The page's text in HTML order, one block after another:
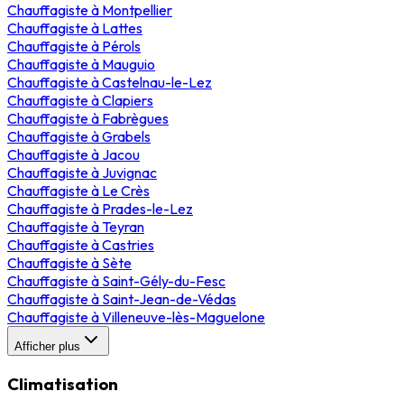
Chauffagisteà Montpellier
Chauffagisteà Lattes
Chauffagisteà Pérols
Chauffagisteà Mauguio
ChauffagisteàCastelnau-le-Lez
ChauffagisteàClapiers
Chauffagisteà Fabrègues
ChauffagisteàGrabels
Chauffagisteà Jacou
Chauffagisteà Juvignac
Chauffagisteà Le Crès
Chauffagisteà Prades-le-Lez
ChauffagisteàTeyran
ChauffagisteàCastries
Chauffagisteà Sète
Chauffagisteà Saint-Gély-du-Fesc
Chauffagisteà Saint-Jean-de-Védas
ChauffagisteàVilleneuve-lès-Maguelone
Afficher plus
Climatisation